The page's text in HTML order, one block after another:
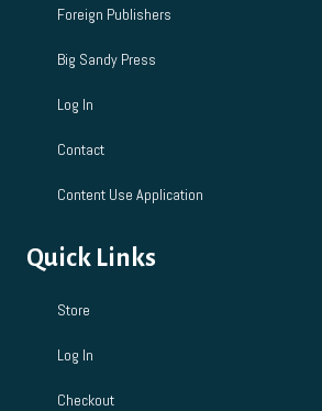
Foreign Publishers
Big Sandy Press
Log In
Contact
Content Use Application
Quick Links
Store
Log In
Checkout